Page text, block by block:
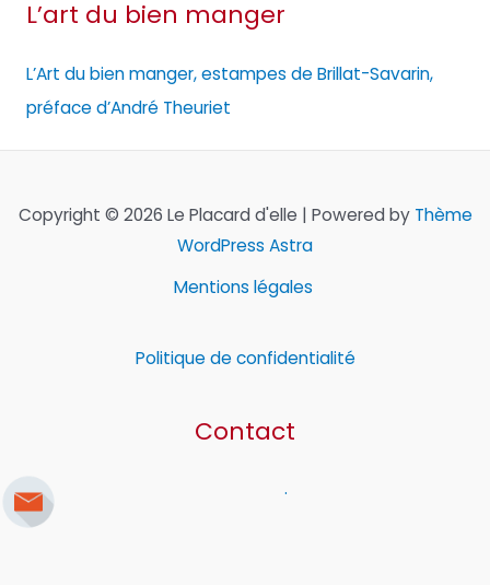
L’art du bien manger
L’Art du bien manger, estampes de Brillat-Savarin,
préface d’André Theuriet
Copyright © 2026 Le Placard d'elle | Powered by Thème
WordPress Astra
Mentions légales
Politique de confidentialité
Contact
.